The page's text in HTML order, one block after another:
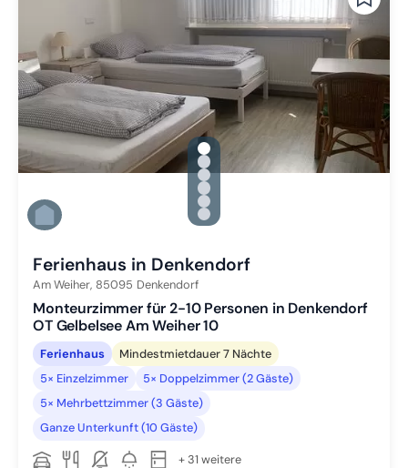
gallery.slide_selector
Zu Slide 1 wechseln
Zu Slide 2 wechseln
Zu Slide 3 wechseln
Zu Slide 4 wechseln
Zu Slide 5 wechseln
Zu Slide 6 wechseln
Ferienhaus in Denkendorf
Am Weiher, 85095 Denkendorf
Monteurzimmer für 2-10 Personen in Denkendorf
OT Gelbelsee Am Weiher 10
Ferienhaus
Mindestmietdauer 7 Nächte
5× Einzelzimmer
5× Doppelzimmer (2 Gäste)
5× Mehrbettzimmer (3 Gäste)
Ganze Unterkunft (10 Gäste)
+ 31 weitere